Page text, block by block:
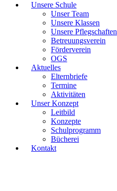
Unsere Schule
Unser Team
Unsere Klassen
Unsere Pflegschaften
Betreuungsverein
Förderverein
OGS
Aktuelles
Elternbriefe
Termine
Aktivitäten
Unser Konzept
Leitbild
Konzepte
Schulprogramm
Bücherei
Kontakt